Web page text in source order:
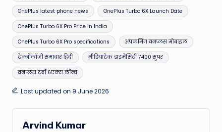
OnePlus latest phone news OnePlus Turbo 6X Launch Date
OnePlus Turbo 6X Pro Price in India
OnePlus Turbo 6X Pro specifications अपकमिंग वनप्लस मोबाइल
टेक्नोलॉजी समाचार हिंदी मीडियाटेक डाइमेंसिटी 7400 सुपर
वनप्लस टर्बो 6एक्स लॉन्च
Last updated on 9 June 2026
Arvind Kumar